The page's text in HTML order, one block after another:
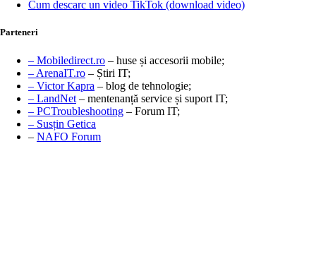
Cum descarc un video TikTok (download video)
Parteneri
– Mobiledirect.ro – huse și accesorii mobile;
– ArenaIT.ro – Știri IT;
– Victor Kapra – blog de tehnologie;
– LandNet – mentenanță service și suport IT;
– PCTroubleshooting – Forum IT;
– Susțin Getica
– NAFO Forum